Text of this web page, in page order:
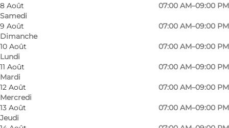
8 Août
Samedi
07:00 AM–09:00 PM
9 Août
Dimanche
07:00 AM–09:00 PM
10 Août
Lundi
07:00 AM–09:00 PM
11 Août
Mardi
07:00 AM–09:00 PM
12 Août
Mercredi
07:00 AM–09:00 PM
13 Août
Jeudi
07:00 AM–09:00 PM
Low-cost supermarket with a large selection of
fresh meat, baking bread, fresh fruit and veg
and convenience items such as cut vegetables